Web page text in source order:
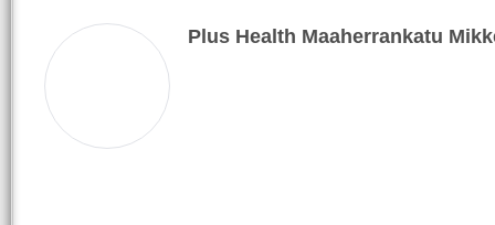
Plus Health Maaherrankatu